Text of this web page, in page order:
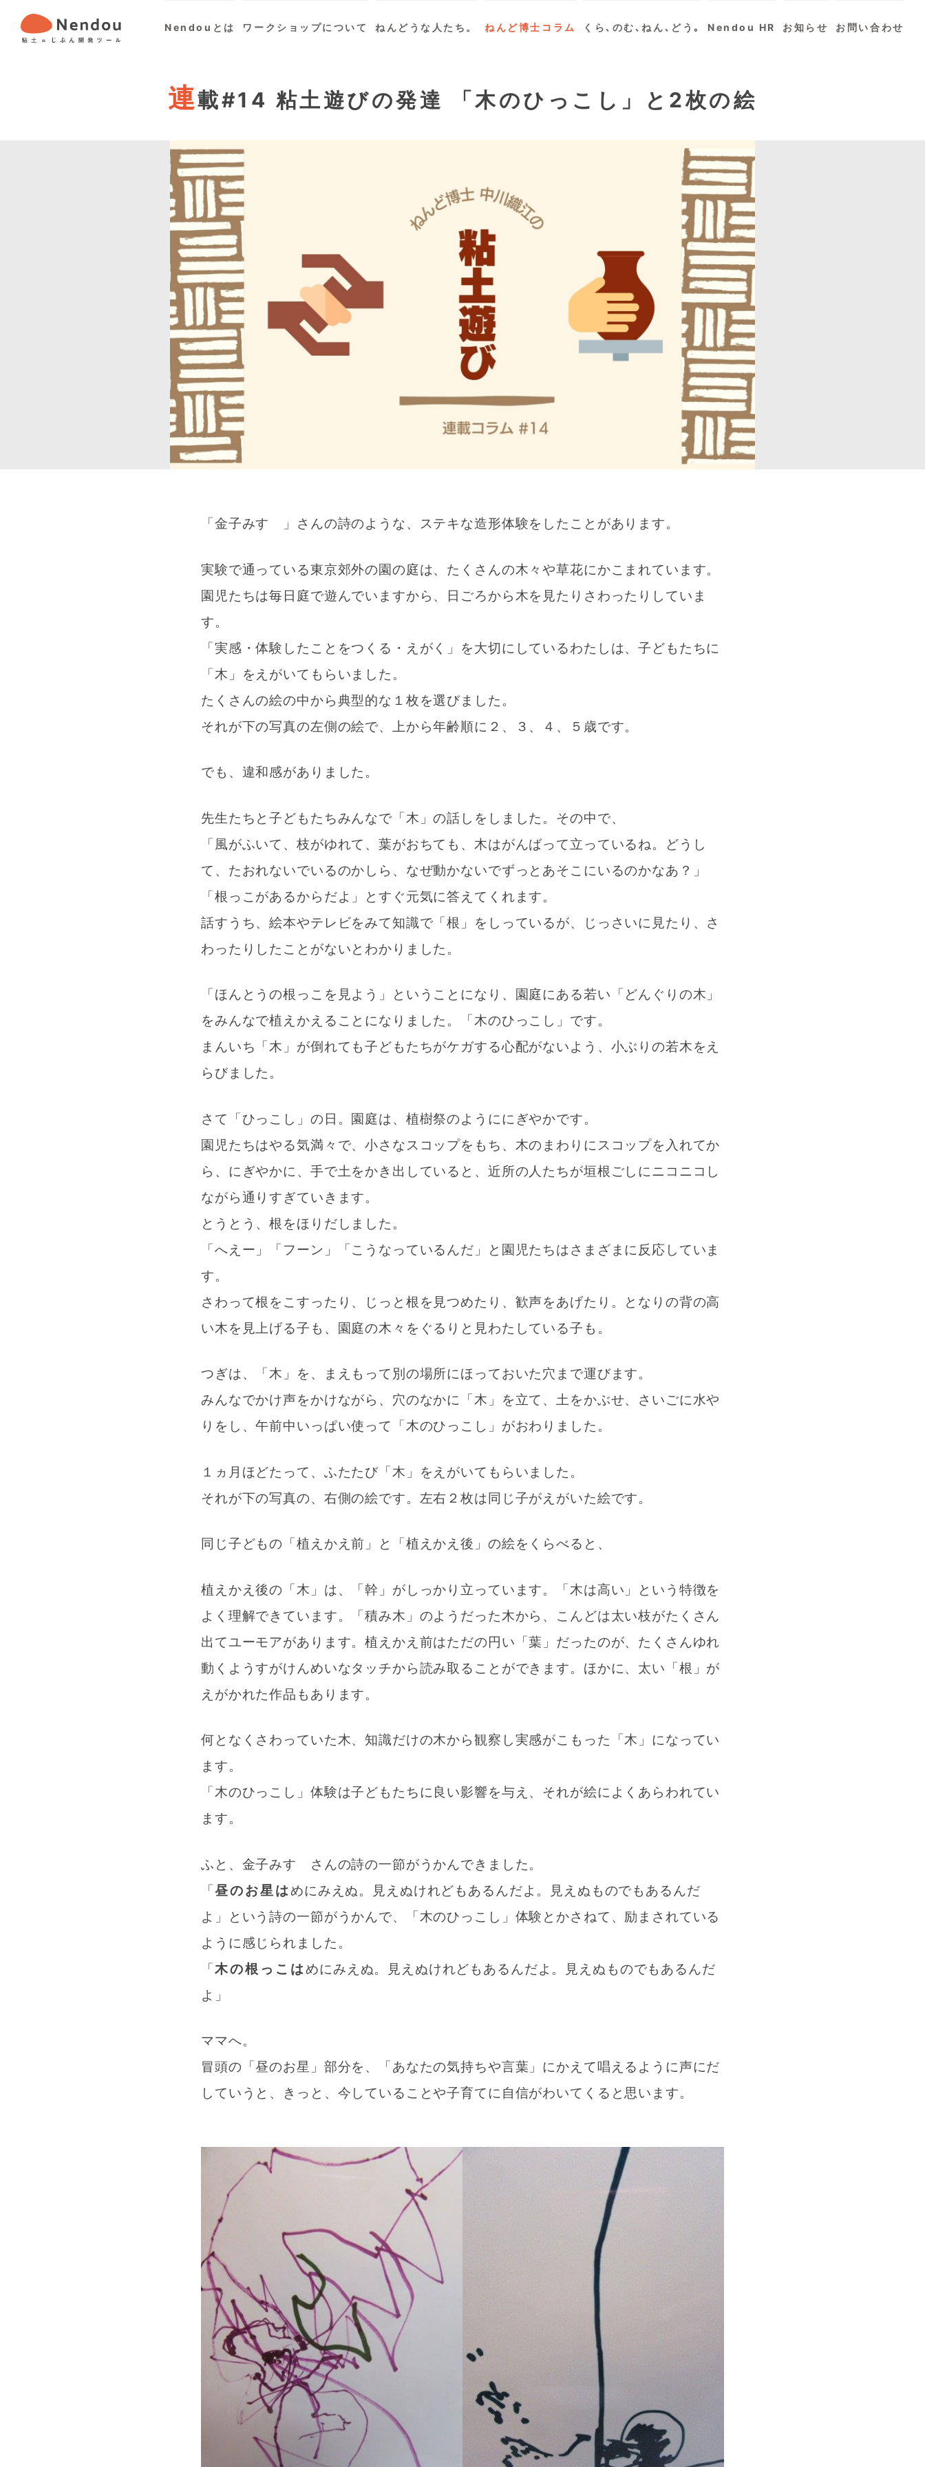
Nendouとは ワークショップについて ねんどうな人たち。 ねんど博士コラム くら､のむ､ねん､どう｡ Nendou HR お知らせ お問い合わせ
連載#14 粘土遊びの発達 「木のひっこし」と2枚の絵
「金子みすゞ」さんの詩のような、ステキな造形体験をしたことがあります。
実験で通っている東京郊外の園の庭は、たくさんの木々や草花にかこまれています。
園児たちは毎日庭で遊んでいますから、日ごろから木を見たりさわったりしていま
す。
「実感・体験したことをつくる・えがく」を大切にしているわたしは、子どもたちに
「木」をえがいてもらいました。
たくさんの絵の中から典型的な１枚を選びました。
それが下の写真の左側の絵で、上から年齢順に２、３、４、５歳です。
でも、違和感がありました。
先生たちと子どもたちみんなで「木」の話しをしました。その中で、
「風がふいて、枝がゆれて、葉がおちても、木はがんばって立っているね。どうし
て、たおれないでいるのかしら、なぜ動かないでずっとあそこにいるのかなあ？」
「根っこがあるからだよ」とすぐ元気に答えてくれます。
話すうち、絵本やテレビをみて知識で「根」をしっているが、じっさいに見たり、さ
わったりしたことがないとわかりました。
「ほんとうの根っこを見よう」ということになり、園庭にある若い「どんぐりの木」
をみんなで植えかえることになりました。「木のひっこし」です。
まんいち「木」が倒れても子どもたちがケガする心配がないよう、小ぶりの若木をえ
らびました。
さて「ひっこし」の日。園庭は、植樹祭のようににぎやかです。
園児たちはやる気満々で、小さなスコップをもち、木のまわりにスコップを入れてか
ら、にぎやかに、手で土をかき出していると、近所の人たちが垣根ごしにニコニコし
ながら通りすぎていきます。
とうとう、根をほりだしました。
「へえー」「フーン」「こうなっているんだ」と園児たちはさまざまに反応していま
す。
さわって根をこすったり、じっと根を見つめたり、歓声をあげたり。となりの背の高
い木を見上げる子も、園庭の木々をぐるりと見わたしている子も。
つぎは、「木」を、まえもって別の場所にほっておいた穴まで運びます。
みんなでかけ声をかけながら、穴のなかに「木」を立て、土をかぶせ、さいごに水や
りをし、午前中いっぱい使って「木のひっこし」がおわりました。
１ヵ月ほどたって、ふたたび「木」をえがいてもらいました。
それが下の写真の、右側の絵です。左右２枚は同じ子がえがいた絵です。
同じ子どもの「植えかえ前」と「植えかえ後」の絵をくらべると、
植えかえ後の「木」は、「幹」がしっかり立っています。「木は高い」という特徴を
よく理解できています。「積み木」のようだった木から、こんどは太い枝がたくさん
出てユーモアがあります。植えかえ前はただの円い「葉」だったのが、たくさんゆれ
動くようすがけんめいなタッチから読み取ることができます。ほかに、太い「根」が
えがかれた作品もあります。
何となくさわっていた木、知識だけの木から観察し実感がこもった「木」になってい
ます。
「木のひっこし」体験は子どもたちに良い影響を与え、それが絵によくあらわれてい
ます。
ふと、金子みすゞさんの詩の一節がうかんできました。
「昼のお星はめにみえぬ。見えぬけれどもあるんだよ。見えぬものでもあるんだ
よ」という詩の一節がうかんで、「木のひっこし」体験とかさねて、励まされている
ように感じられました。
「木の根っこはめにみえぬ。見えぬけれどもあるんだよ。見えぬものでもあるんだ
よ」
ママへ。
冒頭の「昼のお星」部分を、「あなたの気持ちや言葉」にかえて唱えるように声にだ
していうと、きっと、今していることや子育てに自信がわいてくると思います。